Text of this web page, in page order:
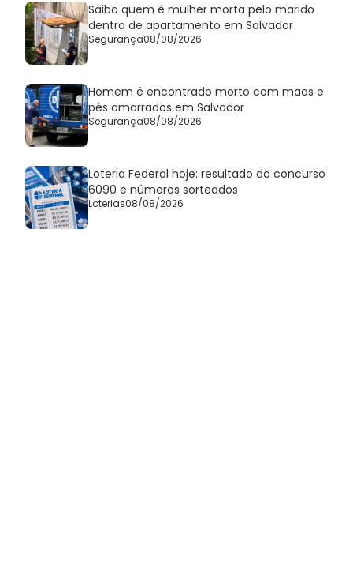
Saiba quem é mulher morta pelo marido
dentro de apartamento em Salvador
Segurança08/08/2026
Homem é encontrado morto com mãos e
pés amarrados em Salvador
Segurança08/08/2026
Loteria Federal hoje: resultado do concurso
6090 e números sorteados
Loterias08/08/2026